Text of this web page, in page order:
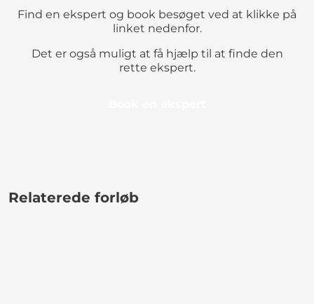
Find en ekspert og book besøget ved at klikke på
linket nedenfor.
Det er også muligt at få hjælp til at finde den
rette ekspert.
Relaterede forløb